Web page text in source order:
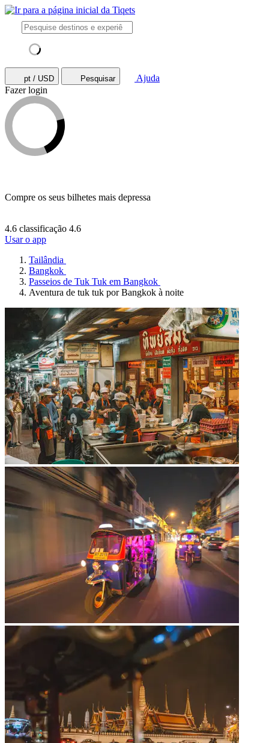
pt / USD Pesquisar
Ajuda
Fazer login
Compre os seus bilhetes mais depressa
4.6 classificação 4.6
Usar o app
Tailândia
Bangkok
Passeios de Tuk Tuk em Bangkok
Aventura de tuk tuk por Bangkok à noite